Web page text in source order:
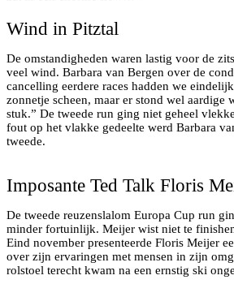
Wind in Pitztal
De omstandigheden waren lastig voor de
veel wind. Barbara van Bergen over de
cancelling eerdere races hadden we
zonnetje scheen, maar er stond wel aardige
stuk.” De tweede run ging niet geheel
fout op het vlakke gedeelte werd Barbara
tweede.
Imposante Ted Talk Floris
De tweede reuzenslalom Europa Cup run
minder fortuinlijk. Meijer wist niet te
Eind november presenteerde Floris Meijer
over zijn ervaringen met mensen in zijn
rolstoel terecht kwam na een ernstig ski